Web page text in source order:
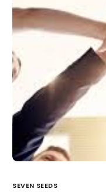
SEVEN SEEDS